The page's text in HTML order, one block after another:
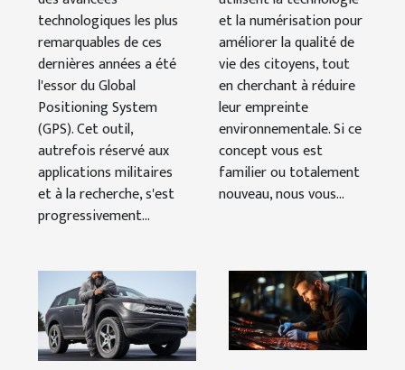
automobile
technologiques les plus
remarquables de ces
dernières années a été
l'essor du Global
Positioning System
(GPS). Cet outil,
autrefois réservé aux
applications militaires
et à la recherche, s'est
progressivement...
et la numérisation pour
améliorer la qualité de
vie des citoyens, tout
en cherchant à réduire
leur empreinte
environnementale. Si ce
concept vous est
familier ou totalement
nouveau, nous vous...